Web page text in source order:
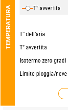
TEMPERATURA
T° avvertita
T° dell’aria
T° avvertita
Isotermo zero gradi
Limite pioggia/neve